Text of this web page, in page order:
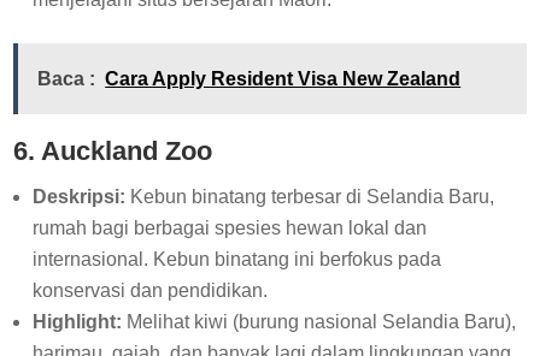
Baca : Cara Apply Resident Visa New Zealand
6. Auckland Zoo
Deskripsi: Kebun binatang terbesar di Selandia Baru,
rumah bagi berbagai spesies hewan lokal dan
internasional. Kebun binatang ini berfokus pada
konservasi dan pendidikan.
Highlight: Melihat kiwi (burung nasional Selandia Baru),